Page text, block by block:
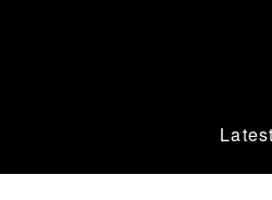
Latest